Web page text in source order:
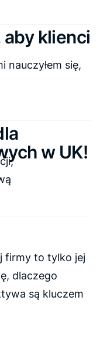
klienci
nauczyłem się,
w UK!
firmy to tylko jej
dlaczego
są kluczem